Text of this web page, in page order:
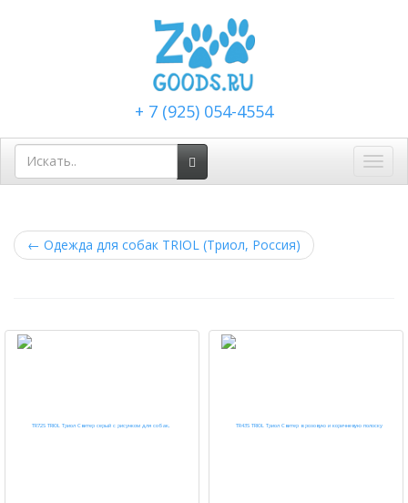
+ 7 (925) 054-4554
← Одежда для собак TRIOL (Триол, Россия)